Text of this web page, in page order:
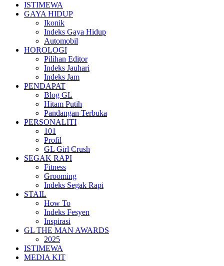
ISTIMEWA
GAYA HIDUP
Ikonik
Indeks Gaya Hidup
Automobil
HOROLOGI
Pilihan Editor
Indeks Jauhari
Indeks Jam
PENDAPAT
Blog GL
Hitam Putih
Pandangan Terbuka
PERSONALITI
101
Profil
GL Girl Crush
SEGAK RAPI
Fitness
Grooming
Indeks Segak Rapi
STAIL
How To
Indeks Fesyen
Inspirasi
GL THE MAN AWARDS
2025
ISTIMEWA
MEDIA KIT